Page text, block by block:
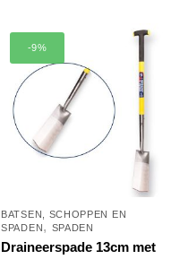
-9%
BATSEN, SCHOPPEN EN
SPADEN, SPADEN
Draineerspade 13cm met